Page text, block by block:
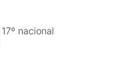
17º nacional